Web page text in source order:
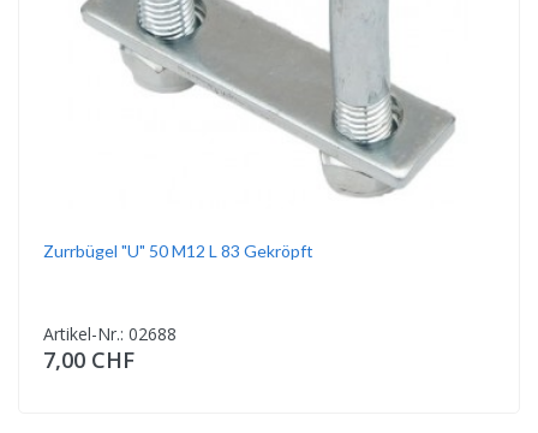
Zurrbügel "U" 50 M12 L 83 Gekröpft
Artikel-Nr.: 02688
7,00 CHF